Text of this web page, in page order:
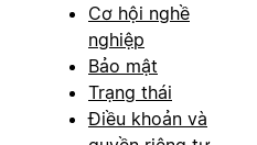
Cơ hội nghề
nghiệp
Bảo mật
Trạng thái
Điều khoản và